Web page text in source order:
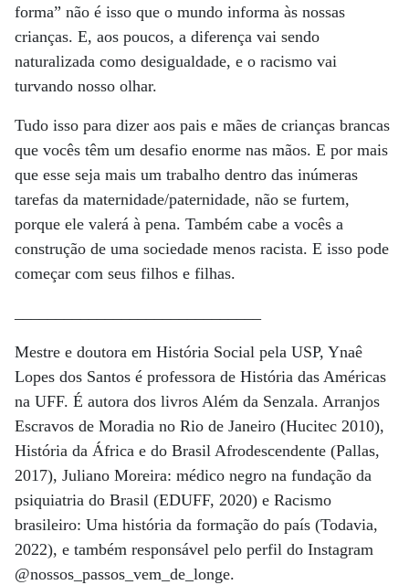
forma” não é isso que o mundo informa às nossas
crianças. E, aos poucos, a diferença vai sendo
naturalizada como desigualdade, e o racismo vai
turvando nosso olhar.
Tudo isso para dizer aos pais e mães de crianças brancas
que vocês têm um desafio enorme nas mãos. E por mais
que esse seja mais um trabalho dentro das inúmeras
tarefas da maternidade/paternidade, não se furtem,
porque ele valerá à pena. Também cabe a vocês a
construção de uma sociedade menos racista. E isso pode
começar com seus filhos e filhas.
Mestre e doutora em História Social pela USP, Ynaê
Lopes dos Santos é professora de História das Américas
na UFF. É autora dos livros Além da Senzala. Arranjos
Escravos de Moradia no Rio de Janeiro (Hucitec 2010),
História da África e do Brasil Afrodescendente (Pallas,
2017), Juliano Moreira: médico negro na fundação da
psiquiatria do Brasil (EDUFF, 2020) e Racismo
brasileiro: Uma história da formação do país (Todavia,
2022), e também responsável pelo perfil do Instagram
@nossos_passos_vem_de_longe.